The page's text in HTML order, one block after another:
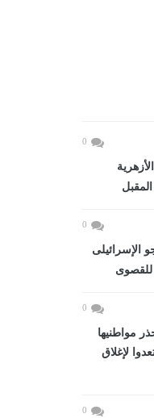
0
0
الإسرائيلى
للقصوى
0
مواطنيها
لإغلاق
0